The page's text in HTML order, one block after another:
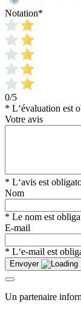
Notation*
0/5
* L‘évaluation est
Votre avis
* L‘avis est
Nom
* Le nom est
E-mail
* L‘e-mail est
Envoyer
Un partenaire